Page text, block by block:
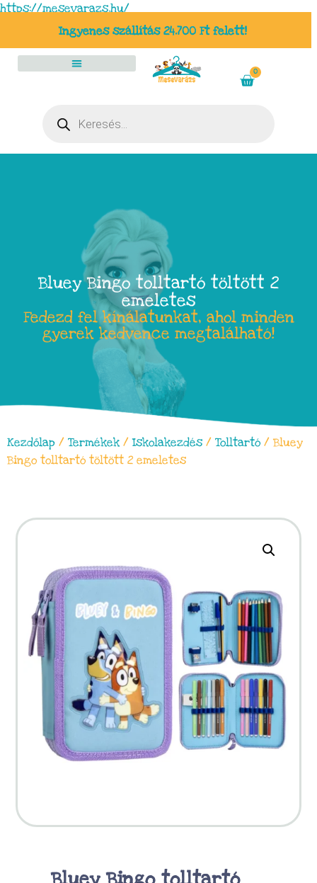
https://mesevarazs.hu/
Ingyenes szállítás 24.700 Ft felett!
0
Bluey Bingo tolltartó töltött 2
emeletes
Fedezd fel kínálatunkat, ahol minden
gyerek kedvence megtalálható!
Kezdőlap / Termékek /Iskolakezdés / Tolltartó/ Bluey
Bingo tolltartó töltött 2 emeletes